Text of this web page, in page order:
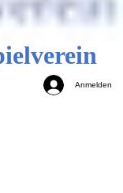
Anmelden